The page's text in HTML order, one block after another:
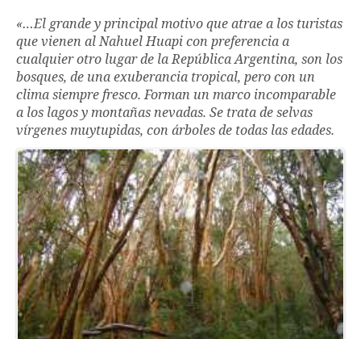
«…El grande y principal motivo que atrae a los turistas
que vienen al Nahuel Huapi con preferencia a
cualquier otro lugar de la República Argentina, son los
bosques, de una exuberancia tropical, pero con un
clima siempre fresco. Forman un marco incomparable
a los lagos y montañas nevadas. Se trata de selvas
vírgenes muytupidas, con árboles de todas las edades.